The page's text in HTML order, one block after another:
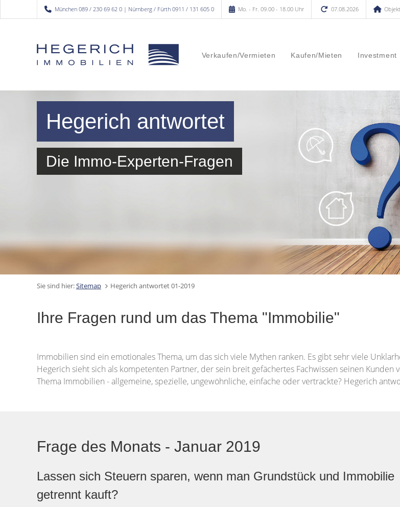
München 089 / 230 69 62 0 | Nürnberg / Fürth 0911 / 131 605 0 Mo. - Fr. 09.00 - 18.00 Uhr 07.08.2026
Verkaufen/Vermieten Kaufen/Mieten Investment
Hegerich antwortet
Die Immo-Experten-Fragen
Sie sind hier:Sitemap Hegerich antwortet 01-2019
Ihre Fragen rund um das Thema "Immobilie"
Immobilien sind ein emotionales Thema, um das sich viele Mythen ranken. Es gibt sehr viele
Hegerich sieht sich als kompetenten Partner, der sein breit gefächertes Fachwissen seinen
Thema Immobilien - allgemeine, spezielle, ungewöhnliche, einfache oder vertrackte? Hegerich
Frage des Monats - Januar 2019
Lassen sich Steuern sparen, wenn man Grundstück und Immobilie
getrennt kauft?